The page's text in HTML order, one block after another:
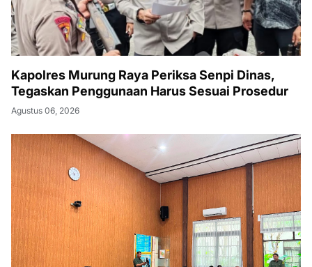
Kapolres Murung Raya Periksa Senpi Dinas,
Tegaskan Penggunaan Harus Sesuai Prosedur
Agustus 06, 2026